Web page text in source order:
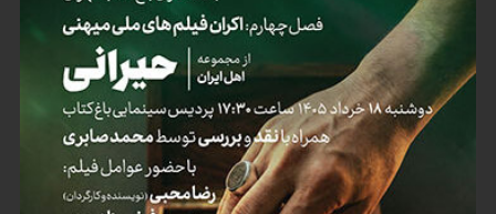
توموکو یاماگوچیچ در این انیمه‌ی ساخت سال 2008 صداپیشگی کرده‌اند.
منتقدان از این انیمه استقبال کردند و آن را جادویی و شاعرانه خواندند.